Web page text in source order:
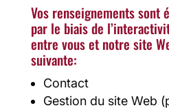
Vos renseignements sont
par le biais de
entre vous et notre site
suivante:
Contact
Gestion du site Web